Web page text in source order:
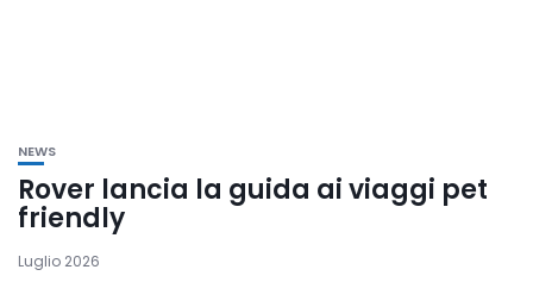
NEWS
Rover lancia la guida ai viaggi pet
friendly
Luglio 2026